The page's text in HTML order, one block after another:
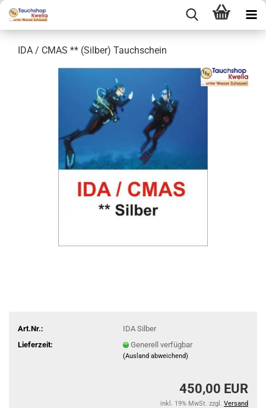
IDA / CMAS ** (Silber) Tauchschein
Art.Nr.:
IDA Silber
Lieferzeit:
Generell verfügbar
(Ausland abweichend)
450,00 EUR
inkl. 19% MwSt. zzgl. Versand